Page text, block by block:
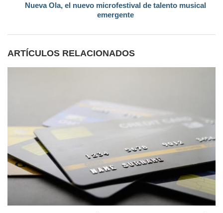
Nueva Ola, el nuevo microfestival de talento musical
emergente
ARTÍCULOS RELACIONADOS